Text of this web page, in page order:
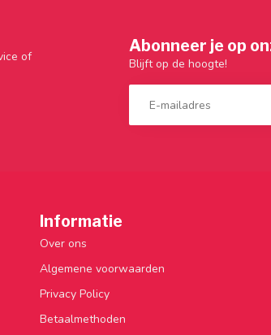
of
Abonneer je op
Blijft op de hoogte!
Informatie
Over ons
Algemene voorwaarden
Privacy Policy
Betaalmethoden